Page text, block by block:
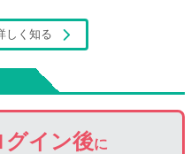
しく知る
グイン後に